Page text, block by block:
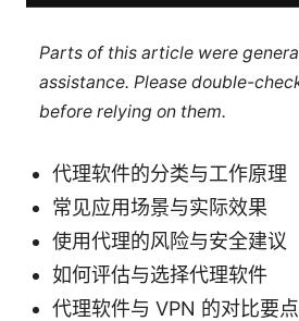
Parts of this article were
assistance. Please double-
before relying on them.
代理软件的分类与工作原理
常见应用场景与实际效果
使用代理的风险与安全建议
如何评估与选择代理软件
代理软件与 VPN 的对比要点